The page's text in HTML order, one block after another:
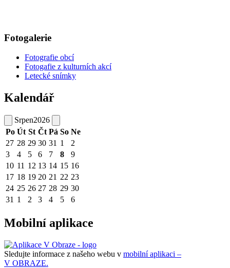
Fotogalerie
Fotografie obcí
Fotogafie z kulturních akcí
Letecké snímky
Kalendář
Srpen2026
Po Út St Čt Pá So Ne
27 28 29 30 31 1
2
3
4 5 6 7 8
9
10 11 12 13 14 15 16
17 18 19 20 21 22 23
24 25 26 27 28 29 30
31 1 2 3 4 5 6
Mobilní aplikace
Sledujte informace z našeho webu v mobilní aplikaci –
V OBRAZE.